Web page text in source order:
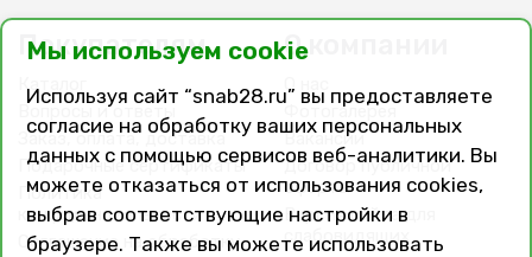
Покупателям
Каталог
Вопросы и ответы
Заказ, оплата, доставка
Подарочные сертификаты
Политика
конфиденциальности
Соглашение на обработку
О компании
О нас
Фотогалерея
Вакансии
Договор публичной
оферты
Версия сайта для
слабовидящих
Мы используем cookie
Используя сайт “snab28.ru” вы предоставляете
согласие на обработку ваших персональных
данных с помощью сервисов веб-аналитики. Вы
можете отказаться от использования cookies,
выбрав соответствующие настройки в
браузере. Также вы можете использовать